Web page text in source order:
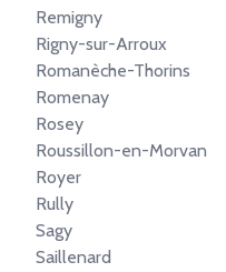
Remigny
Rigny-sur-Arroux
Romanèche-Thorins
Romenay
Rosey
Roussillon-en-Morvan
Royer
Rully
Sagy
Saillenard